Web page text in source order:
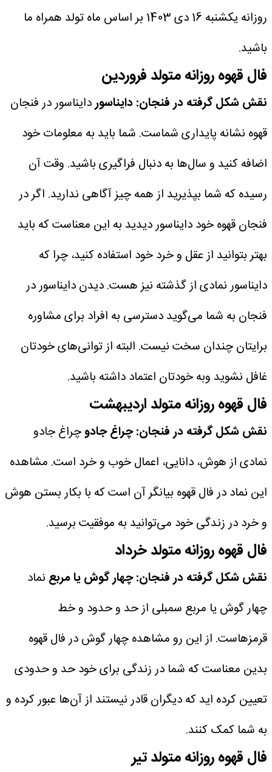
روزانه یکشنبه 16 دی 1403 بر اساس ماه تولد همراه ما
باشید.
فال قهوه روزانه متولد فروردین
نقش شکل گرفته در فنجان: دایناسوردایناسور در فنجان
قهوه نشانه پایداری شماست. شما باید به معلومات خود
اضافه کنید و سال‌ها به دنبال فراگیری باشید. وقت آن
رسیده که شما بپذیرید از همه چیز آگاهی ندارید. اگر در
فنجان قهوه خود دایناسور دیدید به این معناست که باید
بهتر بتوانید از عقل و خرد خود استفاده کنید، چرا که
دایناسور نمادی از گذشته نیز هست. دیدن دایناسور در
فنجان به شما می‌گوید دسترسی به افراد برای مشاوره
برایتان چندان سخت نیست. البته از توانی‌های خودتان
غافل نشوید وبه خودتان اعتماد داشته باشید.
فال قهوه روزانه متولد اردیبهشت
نقش شکل گرفته در فنجان: چراغ جادوچراغ جادو
نمادی از هوش، دانایی، اعمال خوب و خرد است. مشاهده
این نماد در فال قهوه بیانگر آن است که با بکار بستن هوش
و خرد در زندگی خود می‌توانید به موفقیت برسید.
فال قهوه روزانه متولد خرداد
نقش شکل گرفته در فنجان: چهار گوش یا مربع نماد
چهار گوش یا مربع سمبلی از حد و حدود و خط
قرمزهاست. از این رو مشاهده چهار گوش در فال قهوه
بدین معناست که شما در زندگی برای خود حد و حدودی
تعیین کرده اید که دیگران قادر نیستند از آن‌ها عبور کرده و
به شما کمک کنند.
فال قهوه روزانه متولد تیر